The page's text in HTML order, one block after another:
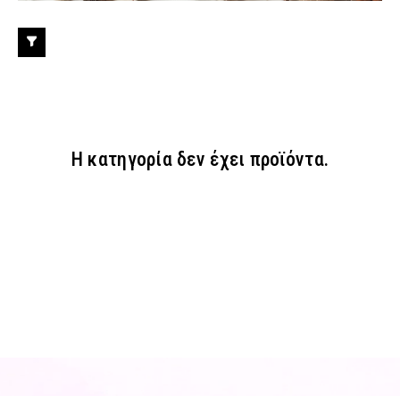
Η κατηγορία δεν έχει προϊόντα.